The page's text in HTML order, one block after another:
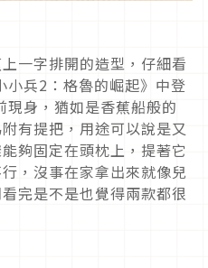
一字排開的造型，仔細看
兵2：格魯的崛起》中登
身，猶如是香蕉船般的
有提把，用途可以說是又
夠固定在頭枕上，提著它
，沒事在家拿出來就像兒
完是不是也覺得兩款都很